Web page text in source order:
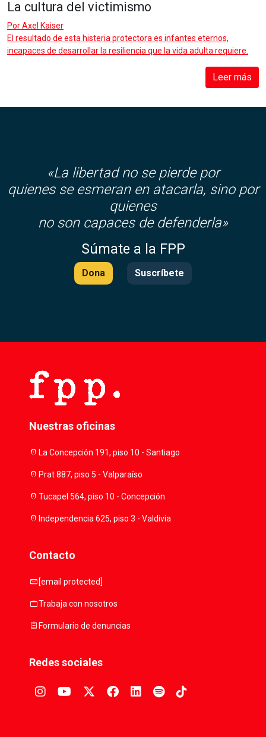
La cultura del victimismo
PorAxel Kaiser
El resultado de esta histeria protectora es infantes eternos,
incapaces de desarrollar la resiliencia que la vida adulta requiere.
Leer más
«La libertad no se pierde por
quienes se esmeran en atacarla, sino por
quienes
no son capaces de defenderla»
Súmate a la FPP
Dona Suscríbete
Nuestras oficinas
location_onLa Concepción 191, piso 10 - Santiago
location_onPrat 887, piso 5 - Valparaíso
location_onTucapel 564, piso 10 - Concepción
location_onIndependencia 625, piso 3 - Valdivia
Contacto
mail [email protected]
workTrabaja con nosotros
assignmentFormulario de denuncias
Redes sociales